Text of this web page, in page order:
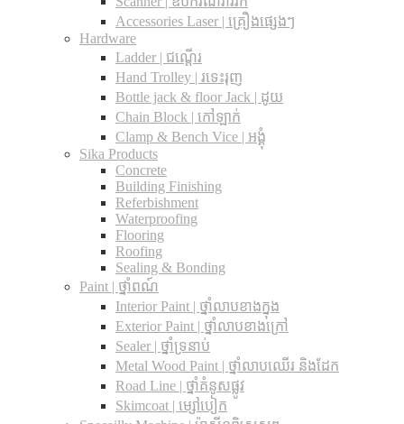
Accessories Laser | គ្រឿងផ្សេងៗ
Hardware
Ladder | ជណ្តើរ
Hand Trolley | រទេះរុញ
Bottle jack & floor Jack​ | ដូយ
Chain Block | កៅឡាក់
Clamp & Bench Vice | អង្គុំ
Sika Products
Concrete
Building Finishing
Referbishment
Waterproofing
Flooring
Roofing
Sealing & Bonding
Paint | ថ្នាំពណ៍
Interior Paint | ថ្នាំលាបខាងក្នុង
Exterior Paint | ថ្នាំលាបខាងក្រៅ
Sealer | ថ្នាំទ្រនាប់
Metal Wood Paint | ថ្នាំលាបឈើរ និងដែក
Road Line | ថ្នាំគំនូសផ្លូវ
Skimcoat | ម្សៅបៀក